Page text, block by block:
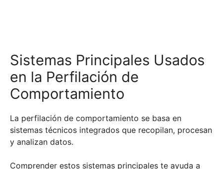
Sistemas Principales Usados
en la Perfilación de
Comportamiento
La perfilación de comportamiento se basa en
sistemas técnicos integrados que recopilan, procesan
y analizan datos.
Comprender estos sistemas principales te ayuda a